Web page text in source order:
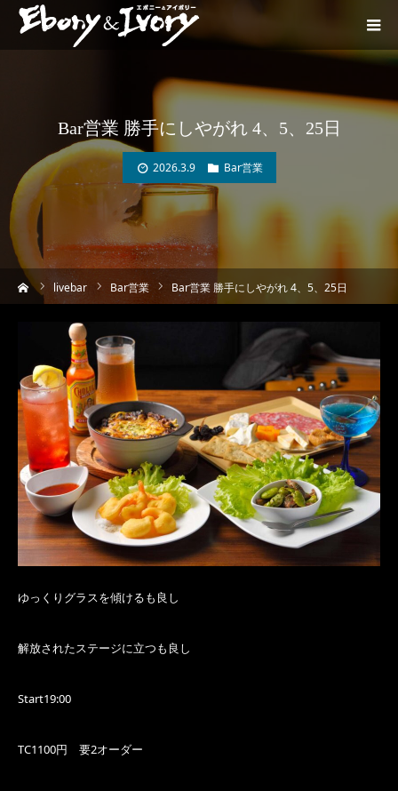
Bar営業 勝手にしやがれ 4、5、25日
2026.3.9 Bar営業
livebar Bar営業 Bar営業 勝手にしやがれ 4、5、25日
ゆっくりグラスを傾けるも良し
解放されたステージに立つも良し
Start19:00
TC1100円 要2オーダー